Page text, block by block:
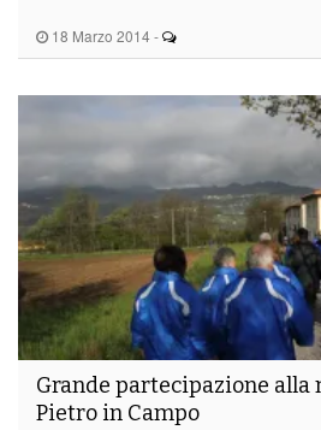
18 Marzo 2014 -
Grande partecipazione alla
Pietro in Campo